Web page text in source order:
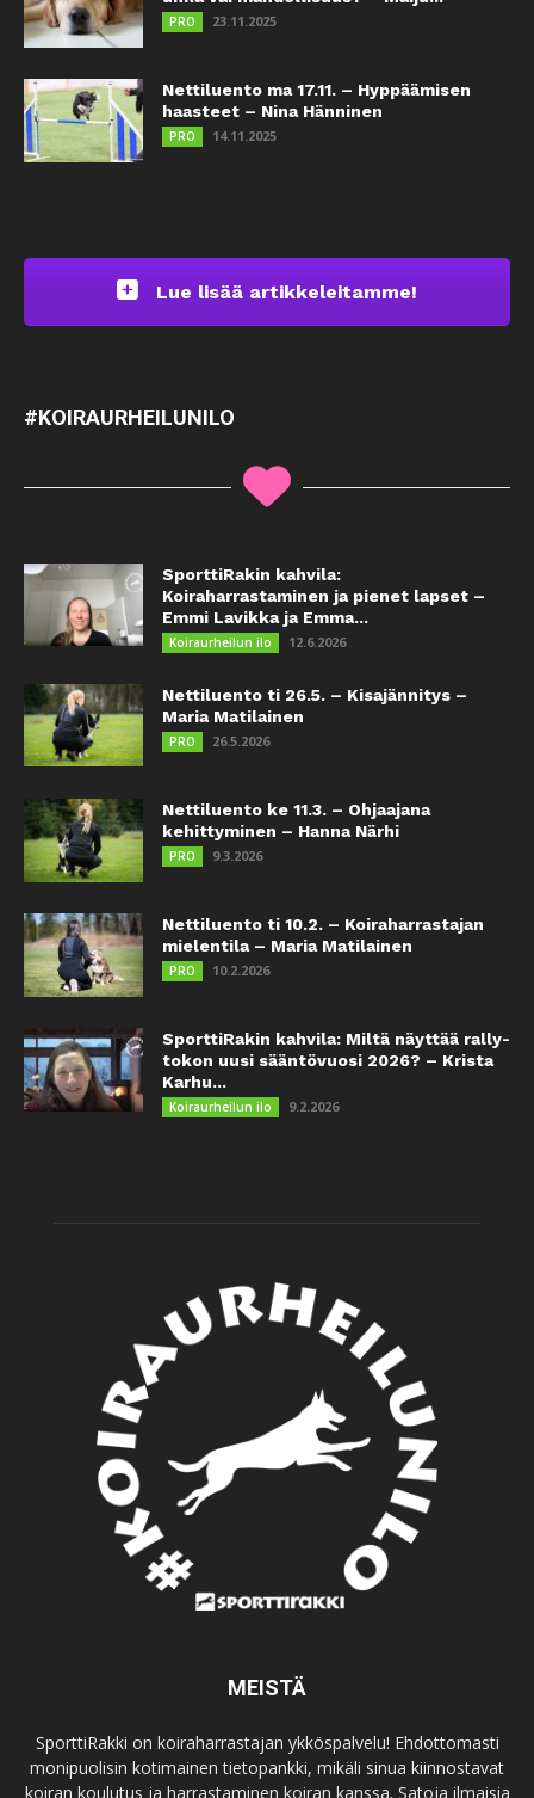
PRO 23.11.2025
Nettiluento ma 17.11. – Hyppäämisen
haasteet – Nina Hänninen
PRO 14.11.2025
Lue lisää artikkeleitamme!
#KOIRAURHEILUNILO
SporttiRakin kahvila:
Koiraharrastaminen ja pienet lapset –
Emmi Lavikka ja Emma...
Koiraurheilun ilo 12.6.2026
Nettiluento ti 26.5. – Kisajännitys –
Maria Matilainen
PRO 26.5.2026
Nettiluento ke 11.3. – Ohjaajana
kehittyminen – Hanna Närhi
PRO 9.3.2026
Nettiluento ti 10.2. – Koiraharrastajan
mielentila – Maria Matilainen
PRO 10.2.2026
SporttiRakin kahvila: Miltä näyttää rally-
tokon uusi sääntövuosi 2026? – Krista
Karhu...
Koiraurheilun ilo 9.2.2026
MEISTÄ
SporttiRakki on koiraharrastajan ykköspalvelu! Ehdottomasti
monipuolisin kotimainen tietopankki, mikäli sinua kiinnostavat
koiran koulutus ja harrastaminen koiran kanssa. Satoja ilmaisia